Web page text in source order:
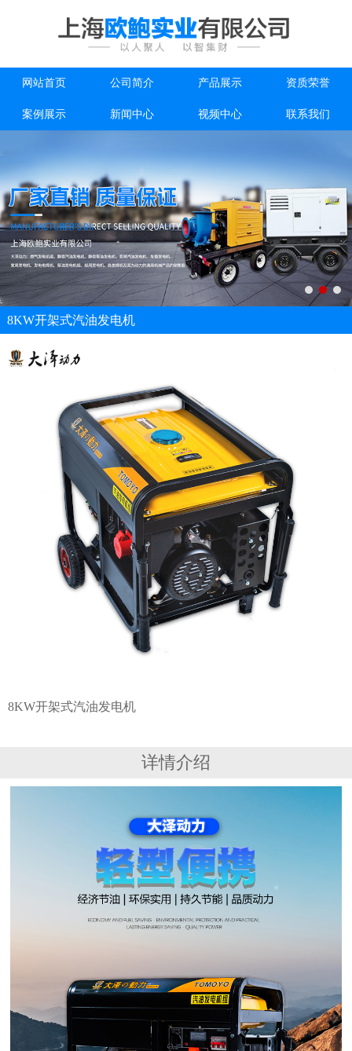
网站首页 公司简介 产品展示 资质荣誉
案例展示 新闻中心 视频中心 联系我们
8KW开架式汽油发电机
8KW开架式汽油发电机
详情介绍